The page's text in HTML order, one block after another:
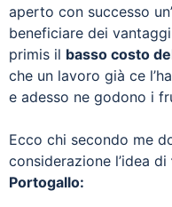
aperto con successo
beneficiare dei
primis il basso costo
che un lavoro già ce
e adesso ne godono i
Ecco chi secondo me
considerazione l’idea di
Portogallo: